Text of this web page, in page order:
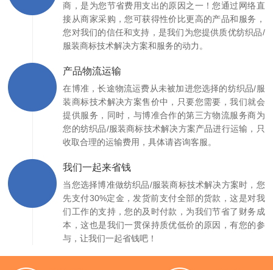
商，是为您节省费用支出的原因之一！您通过网络直
接从商家采购，您可获得性价比更高的产品和服务，
您对我们的信任和支持，是我们为您提供质优纺织品/
服装商标技术解决方案和服务的动力。
产品物流运输
在博准，长途物流运费从未被加进您选择的纺织品/服
装商标技术解决方案售价中，只要您需要，我们就会
提供服务，同时，与博准合作的第三方物流服务商为
您的纺织品/服装商标技术解决方案产品进行运输，只
收取合理的运输费用，具体请咨询客服。
我们一起来省钱
当您选择博准做纺织品/服装商标技术解决方案时，您
先支付30%定金，发货前支付全部的货款，这是对我
们工作的支持，您的及时付款，为我们节省了财务成
本，这也是我们一贯保持质优低价的原因，有您的参
与，让我们一起省钱吧！